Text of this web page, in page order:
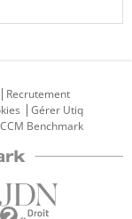
Recrutement
Gérer Utiq
Benchmark